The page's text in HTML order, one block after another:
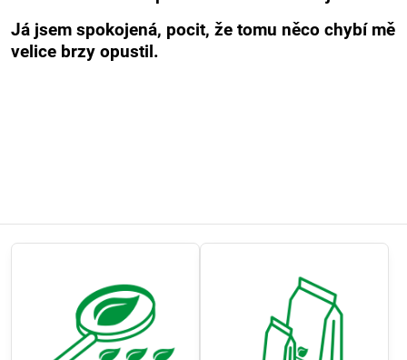
Já jsem spokojená, pocit, že tomu něco chybí mě
velice brzy opustil.